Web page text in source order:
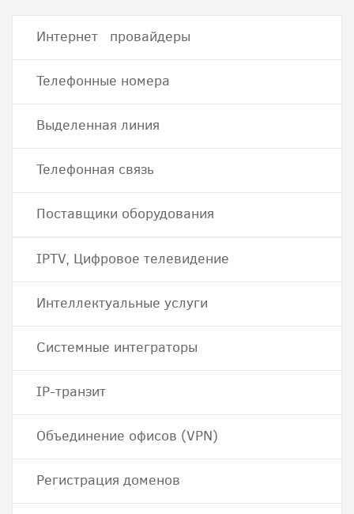
Интернет провайдеры
Телефонные номера
Выделенная линия
Телефонная связь
Поставщики оборудования
IPTV, Цифровое телевидение
Интеллектуальные услуги
Системные интеграторы
IP-транзит
Объединение офисов (VPN)
Регистрация доменов